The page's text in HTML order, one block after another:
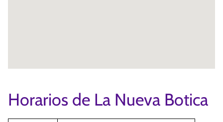
Horarios de La Nueva Botica